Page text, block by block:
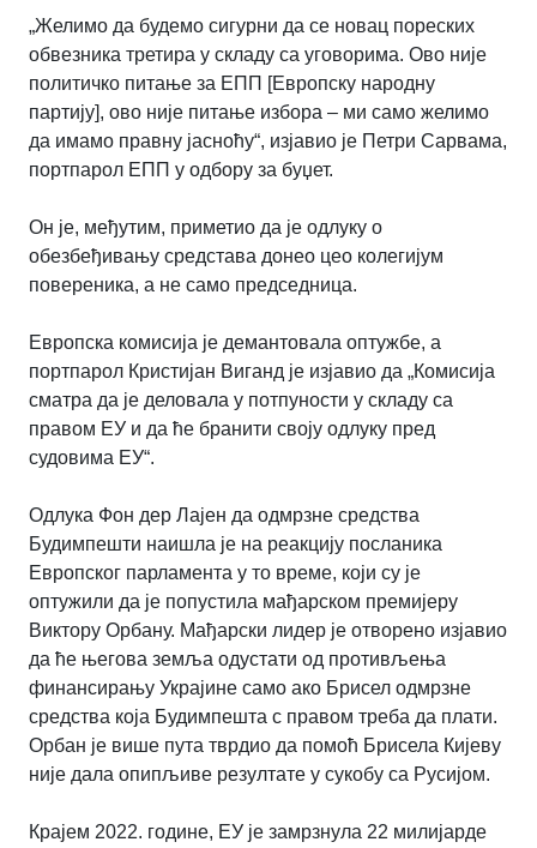
„Желимо да будемо сигурни да се новац пореских
обвезника третира у складу са уговорима. Ово није
политичко питање за ЕПП [Европску народну
партију], ово није питање избора – ми само желимо
да имамо правну јасноћу“, изјавио је Петри Сарвама,
портпарол ЕПП у одбору за буџет.
Он је, међутим, приметио да је одлуку о
обезбеђивању средстава донео цео колегијум
повереника, а не само председница.
Европска комисија је демантовала оптужбе, а
портпарол Кристијан Виганд је изјавио да „Комисија
сматра да је деловала у потпуности у складу са
правом ЕУ и да ће бранити своју одлуку пред
судовима ЕУ“.
Одлука Фон дер Лајен да одмрзне средства
Будимпешти наишла је на реакцију посланика
Европског парламента у то време, који су је
оптужили да је попустила мађарском премијеру
Виктору Орбану. Мађарски лидер је отворено изјавио
да ће његова земља одустати од противљења
финансирању Украјине само ако Брисел одмрзне
средства која Будимпешта с правом треба да плати.
Орбан је више пута тврдио да помоћ Брисела Кијеву
није дала опипљиве резултате у сукобу са Русијом.
Крајем 2022. године, ЕУ је замрзнула 22 милијарде